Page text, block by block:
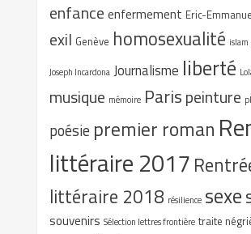
enfance enfermement Eric-
exil Genève homosexualité islam
Joseph Incardona Journalisme liberté
musique mémoire Parispeinture
poésie premier roman
littéraire 2017
littéraire 2018 résilience sexe
souvenirs Sélection lettres frontière traite